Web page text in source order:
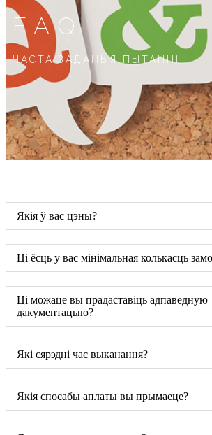
FAQ
ЧАСТА ЗАДАНЫЯ ПЫТАННІ
Якія ў вас цэны?
Ці ёсць у вас мінімальная колькасць
Ці можаце вы прадаставіць адпаведную
дакументацыю?
Які сярэдні час выканання?
Якія спосабы аплаты вы прымаеце?